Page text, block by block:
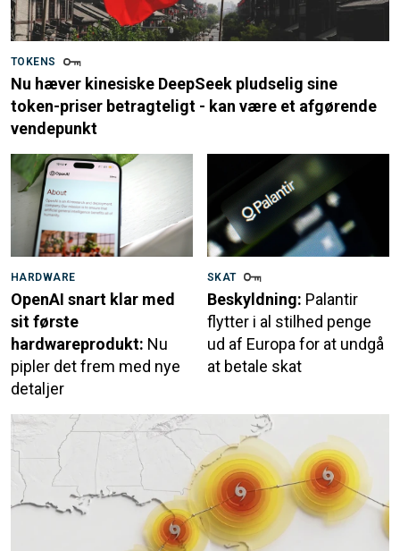
TOKENS
Nu hæver kinesiske DeepSeek pludselig sine
token-priser betragteligt - kan være et afgørende
vendepunkt
HARDWARE
OpenAI snart klar med
sit første
hardwareprodukt: Nu
pipler det frem med nye
detaljer
SKAT
Beskyldning: Palantir
flytter i al stilhed penge
ud af Europa for at undgå
at betale skat